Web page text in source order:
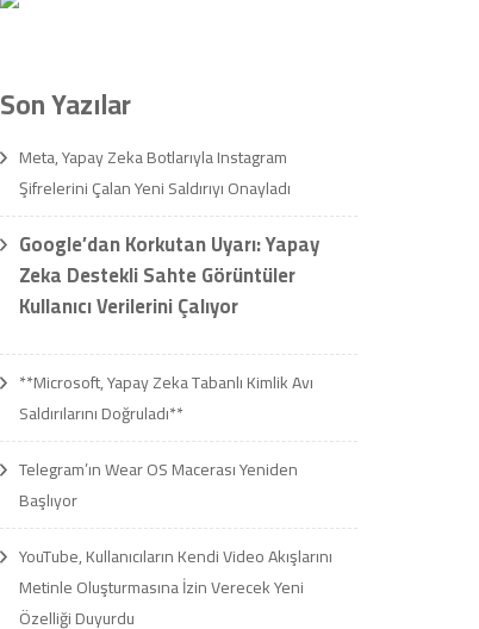
Son Yazılar
Meta, Yapay Zeka Botlarıyla Instagram
Şifrelerini Çalan Yeni Saldırıyı Onayladı
Google’dan Korkutan Uyarı: Yapay
Zeka Destekli Sahte Görüntüler
Kullanıcı Verilerini Çalıyor
**Microsoft, Yapay Zeka Tabanlı Kimlik Avı
Saldırılarını Doğruladı**
Telegram’ın Wear OS Macerası Yeniden
Başlıyor
YouTube, Kullanıcıların Kendi Video Akışlarını
Metinle Oluşturmasına İzin Verecek Yeni
Özelliği Duyurdu